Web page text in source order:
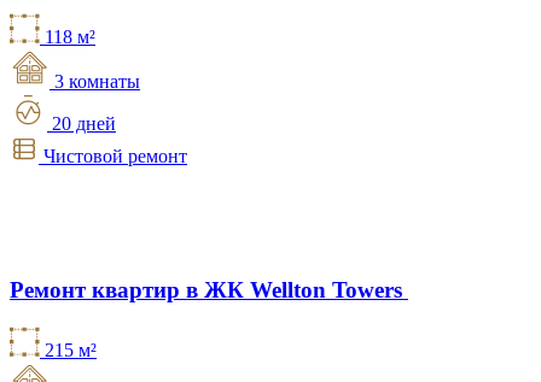
118 м²
3 комнаты
20 дней
Чистовой ремонт
Ремонт квартир в ЖК Wellton Towers
215 м²